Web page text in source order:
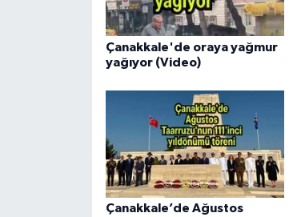
Çanakkale'de oraya yağmur
yağıyor (Video)
Çanakkale’de Ağustos